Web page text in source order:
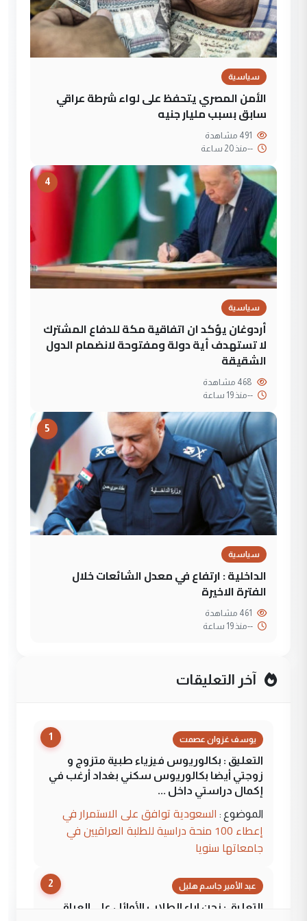
سياسية
الأمن المصري يتحفظ على لواء شرطة عراقي
سابق بسبب مليار جنيه
--منذ 20 ساعة
4
سياسية
أردوغان يؤكد ان اتفاقية مكة للدفاع المشترك
لا تستهدف أية دولة ومفتوحة لانضمام الدول
الشقيقة
--منذ 19 ساعة
5
سياسية
الداخلية : ارتفاع في معدل الشائعات خلال
الفترة الاخيرة
--منذ 19 ساعة
آخر التعليقات
1 يوسف غزوان عصمت
التعليق : بكالوريوس فيزياء طبية متزوج و
زوجتي أيضا بكالوريوس سكني بغداد أرغب في
إكمال دراستي داخل ...
الموضوع : السعودية توافق على الاستمرار في
إعطاء 100 منحة دراسية للطلبة العراقيين في
جامعاتها سنويا
2 عبد الأمير جاسم هليل
التعليق : نحن اباء الطلاب الأوائل على العراق